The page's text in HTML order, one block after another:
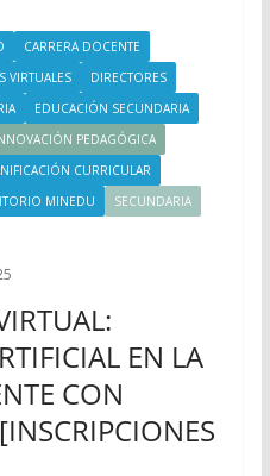
CARRERA DOCENTE
VIRTUALES
DIRECTORES
EDUCACIÓN SECUNDARIA
PEDAGÓGICA
CURRICULAR
MINEDU
SECUNDARIA
EN LA
CON